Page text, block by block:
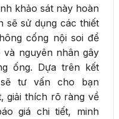
khảo sát này hoàn
sẽ sử dụng các thiết
cống nội soi để
nguyên nhân gây
ống. Dựa trên kết
tư vấn cho bạn
giải thích rõ ràng về
giá chi tiết, minh